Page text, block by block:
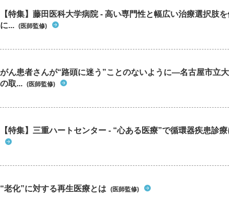
【特集】藤田医科大学病院 - 高い専門性と幅広い治療選択肢
に... (医師監修)
がん患者さんが“路頭に迷う”ことのないように―名古屋市立
の取... (医師監修)
【特集】三重ハートセンター - “心ある医療”で循環器疾患診
“老化”に対する再生医療とは (医師監修)